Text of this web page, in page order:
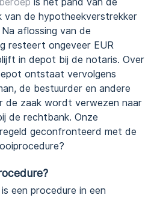
is het pand van de
van de hypotheekverstrekker
aflossing van de
resteert ongeveer EUR
in depot bij de notaris. Over
ontstaat vervolgens
de bestuurder en andere
de zaak wordt verwezen naar
de rechtbank. Onze
geconfronteerd met de
een procedure in een